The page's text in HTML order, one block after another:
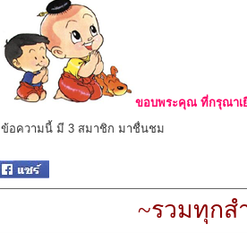
ขอบพระคุณ ที่กรุณาเ
ข้อความนี้ มี 3 สมาชิก มาชื่นชม
~รวมทุกส